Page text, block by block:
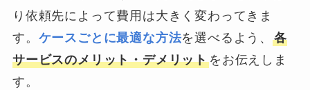
り依頼先によって費用は大きく変わってきま
す。 ケースごとに最適な方法を選べるよう、各
サービスのメリット・デメリットをお伝えしま
す。